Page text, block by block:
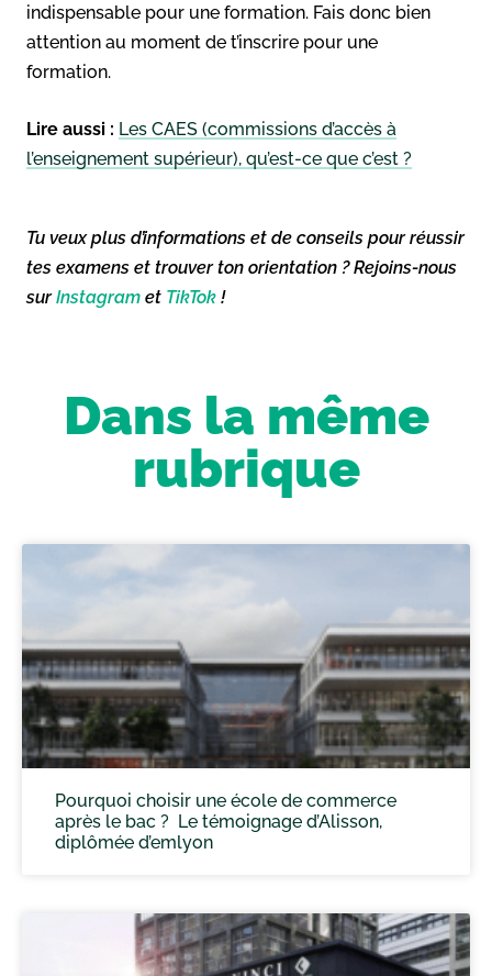
indispensable pour une formation. Fais donc bien
attention au moment de t’inscrire pour une
formation.
Lire aussi : Les CAES (commissions d’accès à
l’enseignement supérieur), qu’est-ce que c’est ?
Tu veux plus d’informations et de conseils pour réussir
tes examens et trouver ton orientation ? Rejoins-nous
surInstagram et TikTok !
Dans la même
rubrique
Pourquoi choisir une école de commerce
après le bac ? Le témoignage d’Alisson,
diplômée d’emlyon